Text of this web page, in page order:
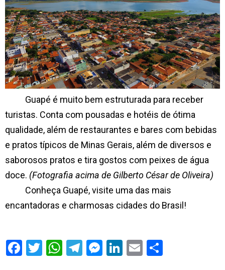
Guapé é muito bem estruturada para receber
turistas. Conta com pousadas e hotéis de ótima
qualidade, além de restaurantes e bares com bebidas
e pratos típicos de Minas Gerais, além de diversos e
saborosos pratos e tira gostos com peixes de água
doce. (Fotografia acima de Gilberto César de Oliveira)
Conheça Guapé, visite uma das mais
encantadoras e charmosas cidades do Brasil!